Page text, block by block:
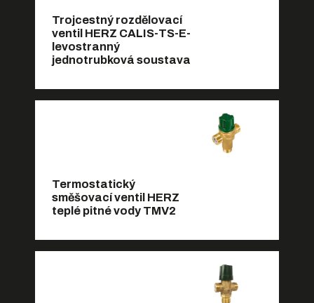
Trojcestný rozdělovací
ventil HERZ CALIS-TS-E-
levostranný
jednotrubková soustava
Termostatický
směšovací ventil HERZ
teplé pitné vody TMV2